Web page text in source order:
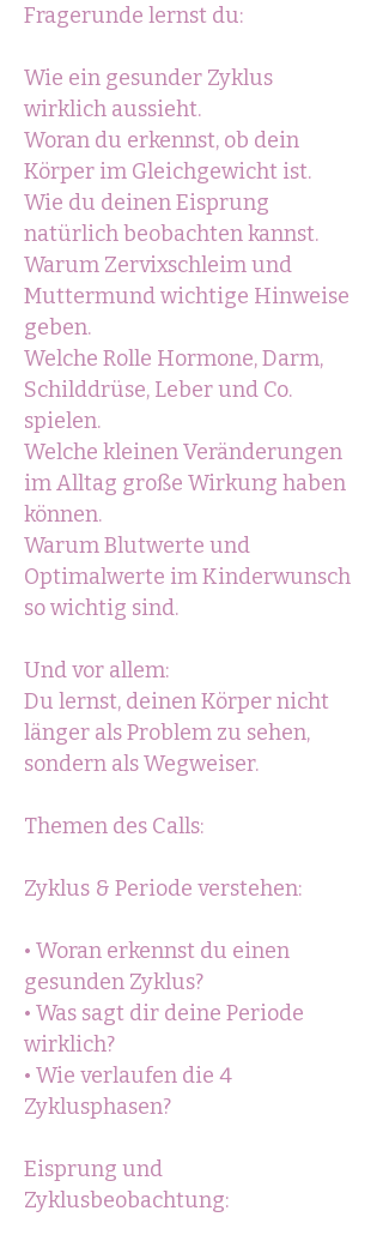
Fragerunde lernst du:
Wie ein gesunder Zyklus
wirklich aussieht.
Woran du erkennst, ob dein
Körper im Gleichgewicht ist.
Wie du deinen Eisprung
natürlich beobachten kannst.
Warum Zervixschleim und
Muttermund wichtige Hinweise
geben.
Welche Rolle Hormone, Darm,
Schilddrüse, Leber und Co.
spielen.
Welche kleinen Veränderungen
im Alltag große Wirkung haben
können.
Warum Blutwerte und
Optimalwerte im Kinderwunsch
so wichtig sind.
Und vor allem:
Du lernst, deinen Körper nicht
länger als Problem zu sehen,
sondern als Wegweiser.
Themen des Calls:
Zyklus & Periode verstehen:
• Woran erkennst du einen
gesunden Zyklus?
• Was sagt dir deine Periode
wirklich?
• Wie verlaufen die 4
Zyklusphasen?
Eisprung und
Zyklusbeobachtung: